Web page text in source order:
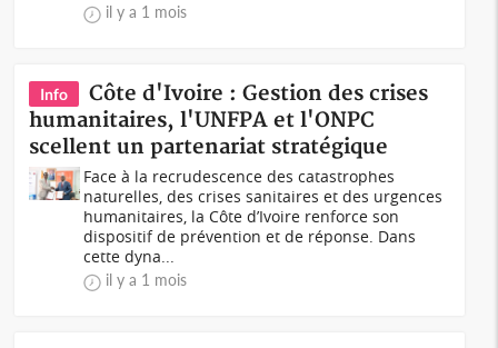
il y a 1 mois
Info
Côte d'Ivoire : Gestion des crises
humanitaires, l'UNFPA et l'ONPC
scellent un partenariat stratégique
Face à la recrudescence des catastrophes
naturelles, des crises sanitaires et des urgences
humanitaires, la Côte d’Ivoire renforce son
dispositif de prévention et de réponse. Dans
cette dyna...
il y a 1 mois